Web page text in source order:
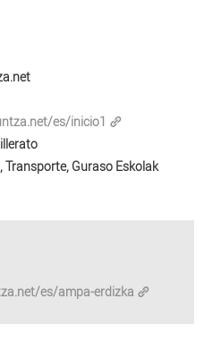
es/inicio1
Transporte, Guraso Eskolak
es/ampa-erdizka